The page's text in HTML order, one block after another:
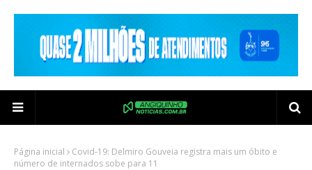
Página inicial
Covid-19: Delmiro Gouveia registra mais um óbito e
número de internados sobe para 11